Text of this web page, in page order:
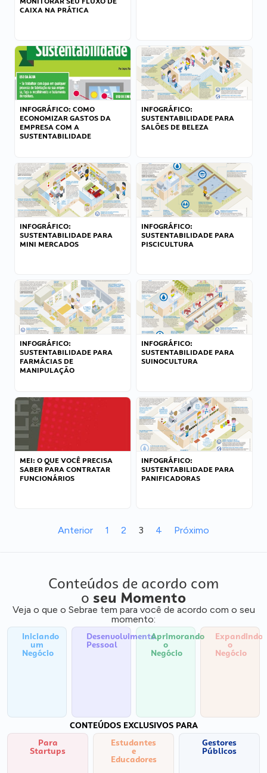
CAIXA NA PRÁTICA
INFOGRÁFICO: COMO
ECONOMIZAR GASTOS DA
EMPRESA COM A
SUSTENTABILIDADE
INFOGRÁFICO:
SUSTENTABILIDADE PARA
SALÕES DE BELEZA
INFOGRÁFICO:
SUSTENTABILIDADE PARA
MINI MERCADOS
INFOGRÁFICO:
SUSTENTABILIDADE PARA
PISCICULTURA
INFOGRÁFICO:
SUSTENTABILIDADE PARA
FARMÁCIAS DE
MANIPULAÇÃO
INFOGRÁFICO:
SUSTENTABILIDADE PARA
SUINOCULTURA
MEI: O QUE VOCÊ PRECISA
SABER PARA CONTRATAR
FUNCIONÁRIOS
INFOGRÁFICO:
SUSTENTABILIDADE PARA
PANIFICADORAS
Anterior 1 2 3 4 Próximo
Conteúdos de acordo com
o seu Momento
Veja o que o Sebrae tem para você de acordo com o seu
momento:
Iniciando
um
Negócio
Desenvolvimento
Pessoal
Aprimorando
o
Negócio
Expandindo
o
Negócio
CONTEÚDOS EXCLUSIVOS PARA
Para
Startups
Estudantes
e
Educadores
Gestores
Públicos